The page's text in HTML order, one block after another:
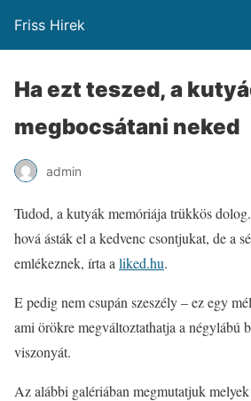
Friss Hirek
Ha ezt teszed, a
megbocsátani neked
admin
Tudod, a kutyák memóriája trükkös
hová ásták el a kedvenc csontjukat, de a
emlékeznek, írta a liked.hu.
E pedig nem csupán szeszély – ez egy
ami örökre megváltoztathatja a négylábú
viszonyát.
Az alábbi galériában megmutatjuk